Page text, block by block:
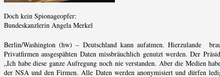
Doch kein Spionageopfer:
Bundeskanzlerin Angela Merkel
Berlin/Washington (hw) – Deutschland kann aufatmen. Hierzulande
Privatfirmen ausgespähten Daten missbräuchlich genutzt werden. Der
„Ich habe diese ganze Aufregung noch nie verstanden. Aber die Medien
der NSA und den Firmen. Alle Daten werden anonymisiert und dürfen